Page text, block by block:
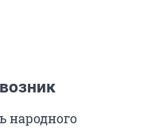
народного